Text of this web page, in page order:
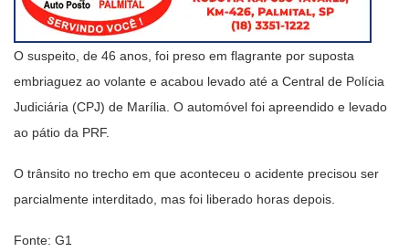
O suspeito, de 46 anos, foi preso em flagrante por suposta
embriaguez ao volante e acabou levado até a Central de Polícia
Judiciária (CPJ) de Marília. O automóvel foi apreendido e levado
ao pátio da PRF.
O trânsito no trecho em que aconteceu o acidente precisou ser
parcialmente interditado, mas foi liberado horas depois.
Fonte: G1